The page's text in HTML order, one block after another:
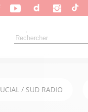
/ SUD RADIO